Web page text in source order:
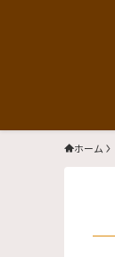
ホーム